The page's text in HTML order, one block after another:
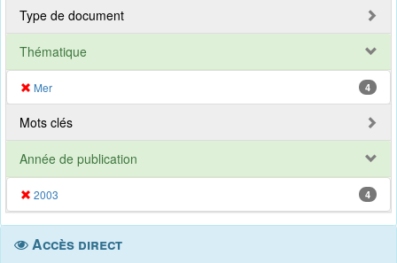
Type de document
Thématique
Mer 4
Mots clés
Année de publication
2003 4
Accès direct